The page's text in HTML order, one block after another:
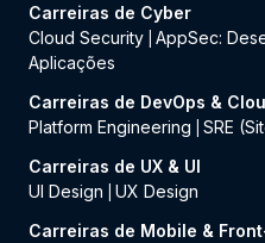
Carreiras de Cyber
Cloud Security AppSec:
Aplicações
Carreiras de DevOps &
Platform Engineering
SRE
Carreiras de UX & UI
UI Design
UX Design
Carreiras de Mobile &